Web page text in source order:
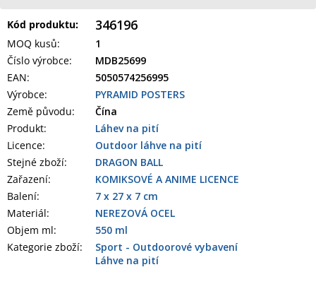
Kód produktu: 346196
MOQ kusů:
1
Číslo výrobce:
MDB25699
EAN:
5050574256995
Výrobce:
PYRAMID POSTERS
Země původu:
Čína
Produkt:
Láhev na pití
Licence:
Outdoor láhve na pití
Stejné zboží:
DRAGON BALL
Zařazení:
KOMIKSOVÉ A ANIME LICENCE
Balení:
7 x 27 x 7 cm
Materiál:
NEREZOVÁ OCEL
Objem ml:
550 ml
Kategorie zboží:
Sport - Outdoorové vybavení
Láhve na pití